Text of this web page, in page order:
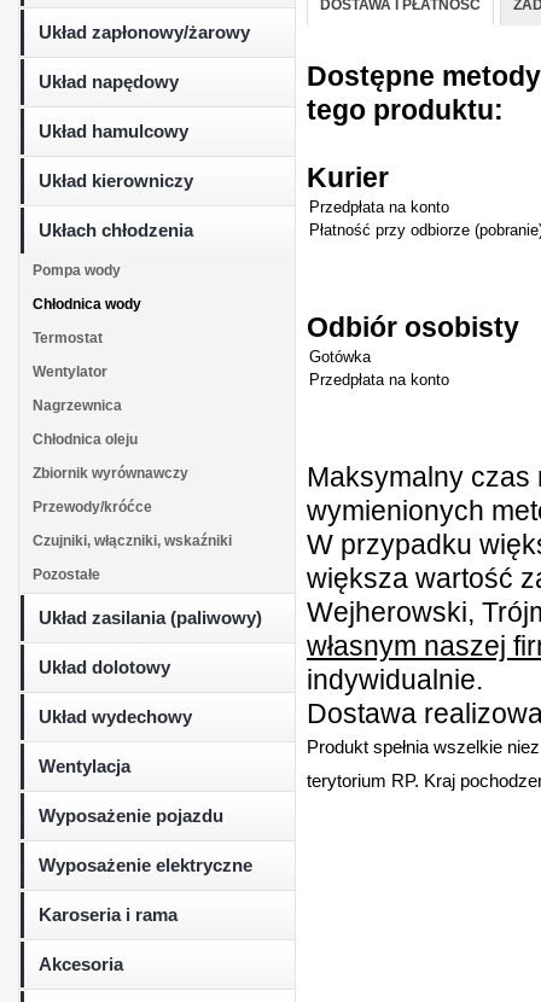
Układ zapłonowy/żarowy
Układ napędowy
Układ hamulcowy
Układ kierowniczy
Ukłach chłodzenia
Pompa wody
Chłodnica wody
Termostat
Wentylator
Nagrzewnica
Chłodnica oleju
Zbiornik wyrównawczy
Przewody/króćce
Czujniki, włączniki, wskaźniki
Pozostałe
Układ zasilania (paliwowy)
Układ dolotowy
Układ wydechowy
Wentylacja
Wyposażenie pojazdu
Wyposażenie elektryczne
Karoseria i rama
Akcesoria
DOSTAWA I PŁATNOŚĆ
Dostępne
tego produktu:
Kurier
Przedpłata na konto
Płatność przy odbiorze
Odbiór osobisty
Gotówka
Przedpłata na konto
Maksymalny czas
wymienionych
W przypadku
większa wartość
Wejherowski,
własnym naszej
indywidualnie.
Dostawa
Produkt spełnia wszelkie
terytorium RP. Kraj